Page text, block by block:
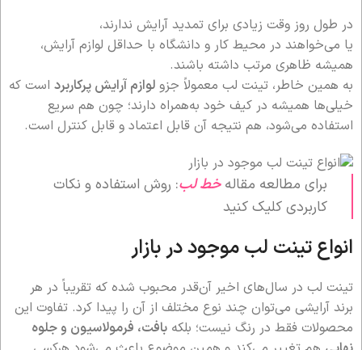
در طول روز وقت زیادی برای تمدید آرایش ندارند،
یا می‌خواهند در محیط کار و دانشگاه با حداقل لوازم آرایش،
همیشه ظاهری مرتب داشته باشند.
به همین خاطر، تینت لب معمولاً جزو لوازم آرایش پرکاربرد است که
خیلی‌ها همیشه در کیف خود به‌همراه دارند؛ چون هم سریع
استفاده می‌شود، هم نتیجه آن قابل اعتماد و قابل کنترل است.
برای مطالعه مقالهخط لب: روش استفاده و نکات
کاربردی کلیک کنید
انواع تینت لب موجود در بازار
تینت لب در سال‌های اخیر آن‌قدر محبوب شده که تقریباً در هر
برند آرایشی می‌توان چند نوع مختلف از آن را پیدا کرد. تفاوت این
محصولات فقط در رنگ نیست؛ بلکه بافت، فرمولاسیون و جلوه